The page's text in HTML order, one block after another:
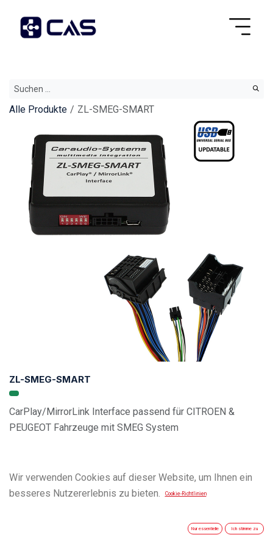
Alle Produkte ZL-SMEG-SMART
ZL-SMEG-SMART
CarPlay/MirrorLink Interface passend für CITROEN &
PEUGEOT Fahrzeuge mit SMEG System
Wir verwenden Cookies auf dieser Website, um Ihnen ein
besseres Nutzererlebnis zu bieten.
Cookie-Richtlinien
Nur essentielle Ich stimme zu